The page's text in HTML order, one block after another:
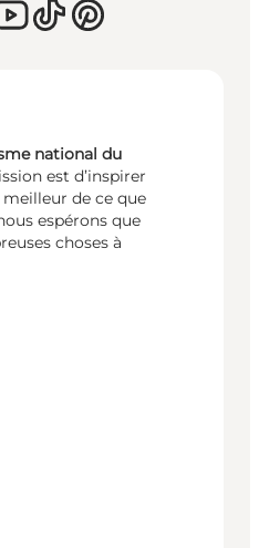
national du
est d’inspirer
de ce que
espérons que
choses à